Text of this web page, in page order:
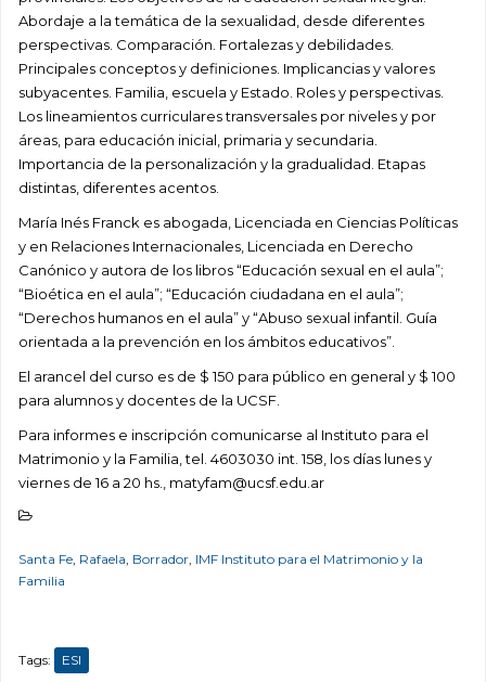
Abordaje a la temática de la sexualidad, desde diferentes
perspectivas. Comparación. Fortalezas y debilidades.
Principales conceptos y definiciones. Implicancias y valores
subyacentes. Familia, escuela y Estado. Roles y perspectivas.
Los lineamientos curriculares transversales por niveles y por
áreas, para educación inicial, primaria y secundaria.
Importancia de la personalización y la gradualidad. Etapas
distintas, diferentes acentos.
María Inés Franck es abogada, Licenciada en Ciencias Políticas
y en Relaciones Internacionales, Licenciada en Derecho
Canónico y autora de los libros “Educación sexual en el aula”;
“Bioética en el aula”; “Educación ciudadana en el aula”;
“Derechos humanos en el aula” y “Abuso sexual infantil. Guía
orientada a la prevención en los ámbitos educativos”.
El arancel del curso es de $ 150 para público en general y $ 100
para alumnos y docentes de la UCSF.
Para informes e inscripción comunicarse al Instituto para el
Matrimonio y la Familia, tel. 4603030 int. 158, los días lunes y
viernes de 16 a 20 hs., matyfam@ucsf.edu.ar
Santa Fe, Rafaela, Borrador, IMF Instituto para el Matrimonio y la
Familia
Tags: ESI